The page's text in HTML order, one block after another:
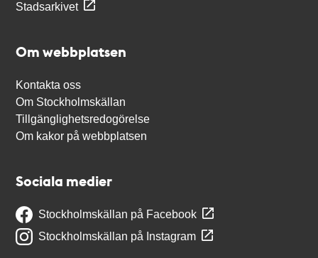
Stadsarkivet
Om webbplatsen
Kontakta oss
Om Stockholmskällan
Tillgänglighetsredogörelse
Om kakor på webbplatsen
Sociala medier
Stockholmskällan på Facebook
Stockholmskällan på Instagram